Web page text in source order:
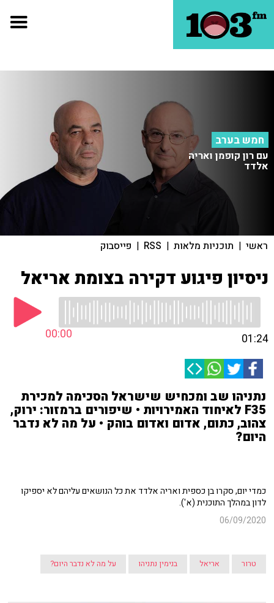
חמש בערב
עם רון קופמן ואריה
אלדד
ראשי | תוכניות מלאות |
RSS
| פייסבוק
ניסיון פיגוע דקירה בצומת אריאל
00:00 01:24
נתניהו שב ומכחיש שישראל הסכימה למכירת
F35 לאיחוד האמירויות • שיפורים ברמזור: ירוק,
צהוב, כתום, אדום ואדום בוהק • על מה לא נדבר
היום?
כמדי יום, סקרו בן כספית ואריה אלדד את כל הנושאים עליהם לא יספיקו
לדון במהלך התוכנית (א').
06/09/2020
טרור אריאל בנימין נתניהו על מה לא נדבר היום?